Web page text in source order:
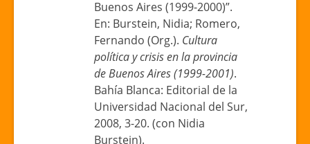
Buenos Aires (1999-2000)”.
En: Burstein, Nidia; Romero,
Fernando (Org.). Cultura
política y crisis en la provincia
de Buenos Aires (1999-2001).
Bahía Blanca: Editorial de la
Universidad Nacional del Sur,
2008, 3-20. (con Nidia
Burstein).